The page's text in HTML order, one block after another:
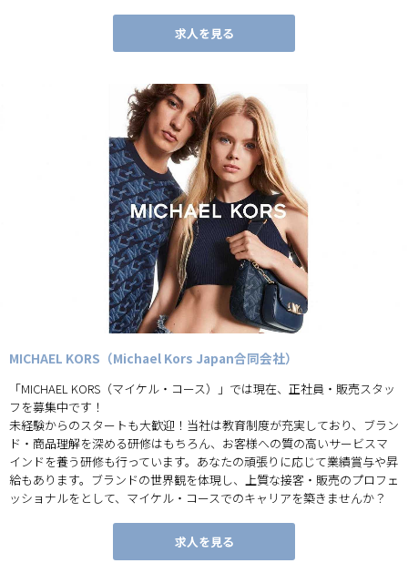
求人を見る
MICHAEL KORS（Michael Kors Japan合同会社）
「MICHAEL KORS（マイケル・コース）」では現在、正社員・販売スタッ
フを募集中です！
未経験からのスタートも大歓迎！当社は教育制度が充実しており、ブラン
ド・商品理解を深める研修はもちろん、お客様への質の高いサービスマ
インドを養う研修も行っています。あなたの頑張りに応じて業績賞与や昇
給もあります。ブランドの世界観を体現し、上質な接客・販売のプロフェ
ッショナルをとして、マイケル・コースでのキャリアを築きませんか？
求人を見る